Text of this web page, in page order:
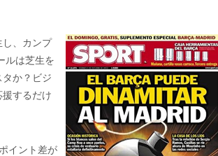
し、カンプ
ルは芝生を
か？ビジ
するだけ
イント差が